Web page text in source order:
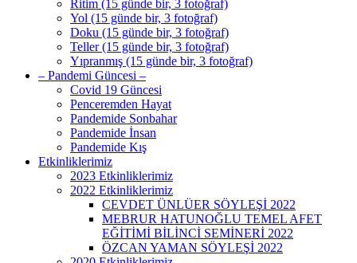
Ritim (15 günde bir, 3 fotoğraf)
Yol (15 günde bir, 3 fotoğraf)
Doku (15 günde bir, 3 fotoğraf)
Teller (15 günde bir, 3 fotoğraf)
Yıpranmış (15 günde bir, 3 fotoğraf)
– Pandemi Güncesi –
Covid 19 Güncesi
Penceremden Hayat
Pandemide Sonbahar
Pandemide İnsan
Pandemide Kış
Etkinliklerimiz
2023 Etkinliklerimiz
2022 Etkinliklerimiz
CEVDET ÜNLÜER SÖYLEŞİ 2022
MEBRUR HATUNOĞLU TEMEL AFET
EĞİTİMİ BİLİNCİ SEMİNERİ 2022
ÖZCAN YAMAN SÖYLEŞİ 2022